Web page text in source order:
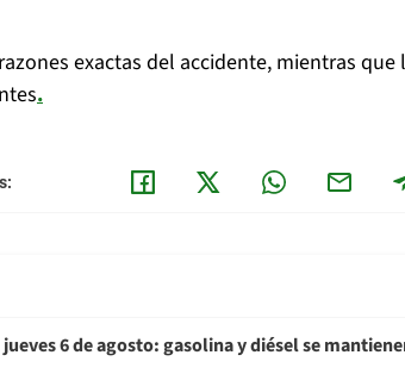
exactas del accidente, mientras que
.
6 de agosto: gasolina y diésel se